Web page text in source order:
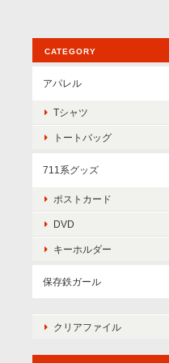
CATEGORY
アパレル
Tシャツ
トートバッグ
711系グッズ
ポストカード
DVD
キーホルダー
保存鉄ガール
クリアファイル